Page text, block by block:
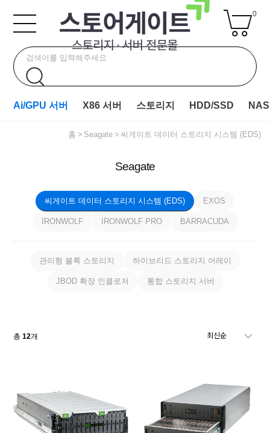
0
Ai/GPU 서버 X86 서버 스토리지 HDD/SSD NAS
홈 Seagate 씨게이트 데이터 스토리지 시스템 (EDS)
Seagate
씨게이트 데이터 스토리지 시스템 (EDS) EXOS
IRONWOLF IRONWOLF PRO BARRACUDA
관리형 블록 스토리지 하이브리드 스토리지 어레이
JBOD 확장 인클로저 통합 스토리지 서버
총12개